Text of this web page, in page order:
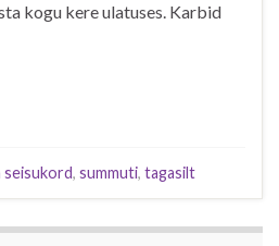
kogu kere ulatuses. Karbid
seisukord, summuti, tagasilt